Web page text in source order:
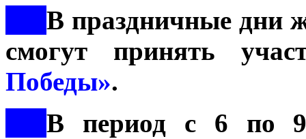
В праздничные дни
смогут принять
Победы».
В период с 6 по